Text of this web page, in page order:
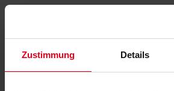
Zustimmung Details